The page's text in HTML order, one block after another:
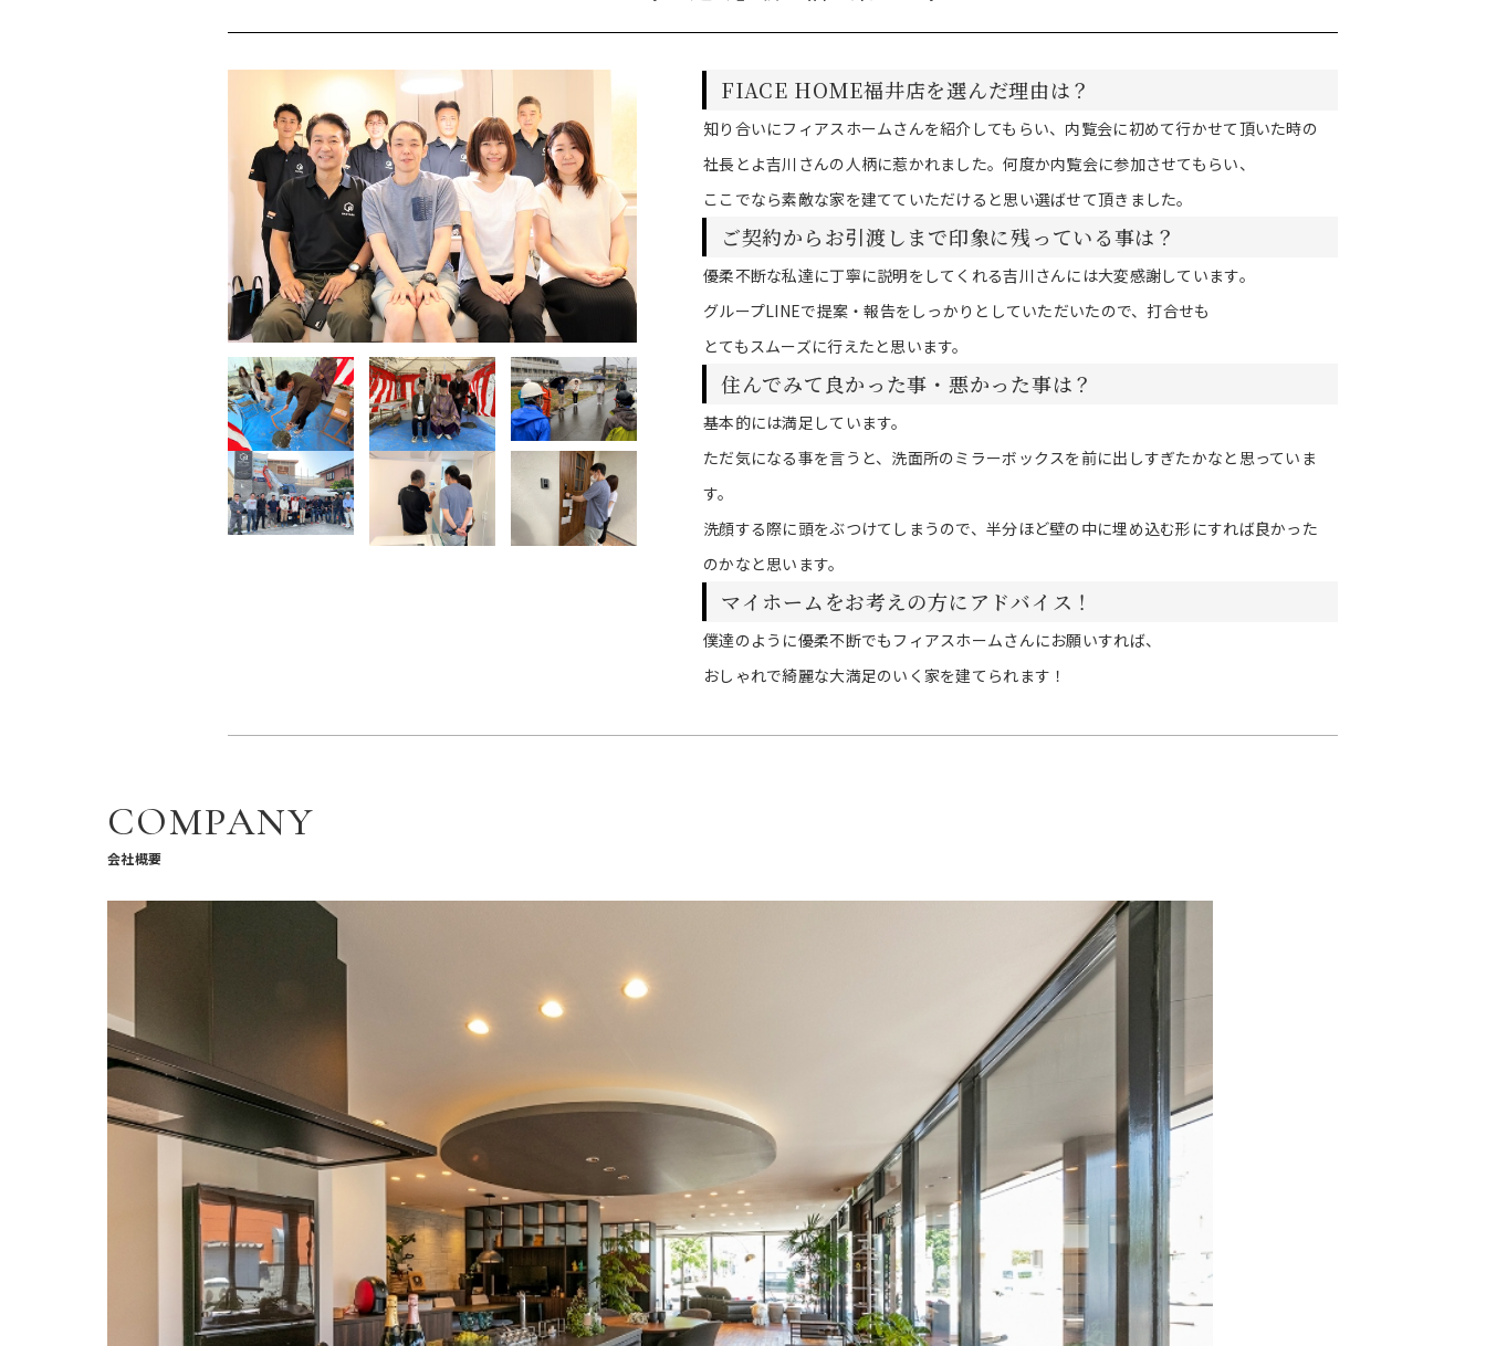
FIACE HOME福井店を選んだ理由は？
知り合いにフィアスホームさんを紹介してもらい、内覧会に初めて行かせて頂いた時の
社長とよ吉川さんの人柄に惹かれました。何度か内覧会に参加させてもらい、
ここでなら素敵な家を建てていただけると思い選ばせて頂きました。
ご契約からお引渡しまで印象に残っている事は？
優柔不断な私達に丁寧に説明をしてくれる吉川さんには大変感謝しています。
グループLINEで提案・報告をしっかりとしていただいたので、打合せも
とてもスムーズに行えたと思います。
住んでみて良かった事・悪かった事は？
基本的には満足しています。
ただ気になる事を言うと、洗面所のミラーボックスを前に出しすぎたかなと思っていま
す。
洗顔する際に頭をぶつけてしまうので、半分ほど壁の中に埋め込む形にすれば良かった
のかなと思います。
マイホームをお考えの方にアドバイス！
僕達のように優柔不断でもフィアスホームさんにお願いすれば、
おしゃれで綺麗な大満足のいく家を建てられます！
COMPANY
会社概要